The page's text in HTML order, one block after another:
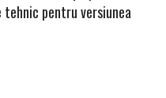
pentru versiunea